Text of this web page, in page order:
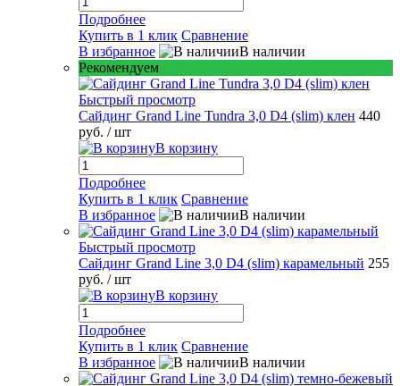
Подробнее
Купить в 1 клик Сравнение
В избранное
В наличии
Рекомендуем
Быстрый просмотр
Сайдинг Grand Line Tundra 3,0 D4 (slim) клен 440
руб. / шт
В корзину
Подробнее
Купить в 1 клик Сравнение
В избранное
В наличии
Быстрый просмотр
Сайдинг Grand Line 3,0 D4 (slim) карамельный 255
руб. / шт
В корзину
Подробнее
Купить в 1 клик Сравнение
В избранное
В наличии